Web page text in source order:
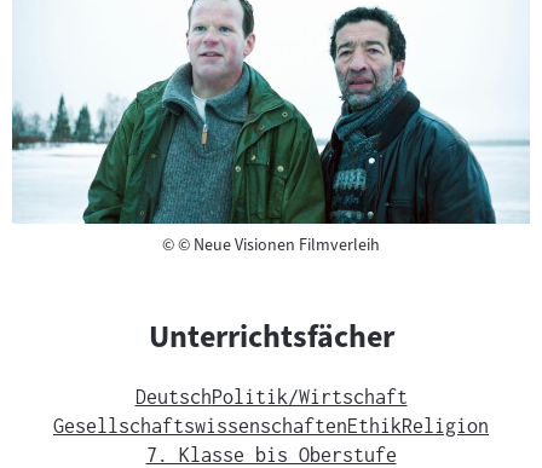
©Copyright
© Neue Visionen Filmverleih
Unterrichtsfächer
DeutschPolitik/Wirtschaft
GesellschaftswissenschaftenEthikReligion
7. Klasse bis Oberstufe